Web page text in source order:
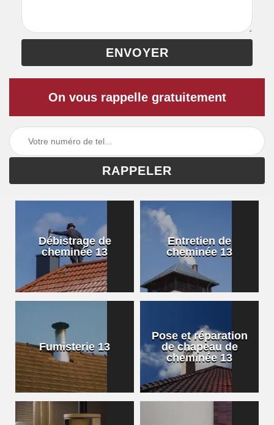
On vous rappelle gratuitement
Débistrage de
cheminée 13
Entretien de
cheminée 13
Fumisterie 13
Pose et réparation
de chapeau de
cheminée 13